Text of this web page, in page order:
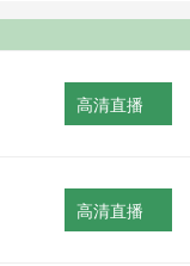
高清直播
高清直播